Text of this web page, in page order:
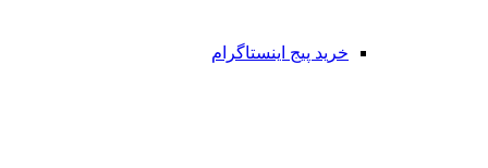
خرید پیج اینستاگرام